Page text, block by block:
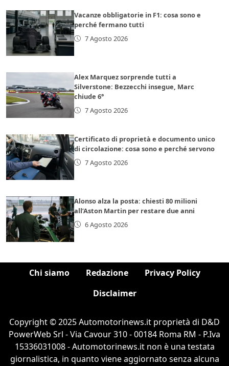
Vacanze obbligatorie in F1: cosa sono e
perché fermano tutti
7 Agosto 2026
Alex Marquez sorprende tutti a
Silverstone: Bezzecchi insegue, Marc
chiude 6°
7 Agosto 2026
Certificato di proprietà e documento unico
di circolazione: cosa sono e perché servono
7 Agosto 2026
Alonso alza la posta: chiesti 80 milioni
all’Aston Martin per restare due anni
6 Agosto 2026
Chi siamo Redazione
Privacy Policy
Disclaimer
Copyright © 2025 Automotorinews.it proprietà di D&D
PowerWeb Srl - Via Cavour 310 - 00184 Roma RM - P.Iva
15336031008 - Automotorinews.it non è una testata
giornalistica, in quanto viene aggiornato senza alcuna